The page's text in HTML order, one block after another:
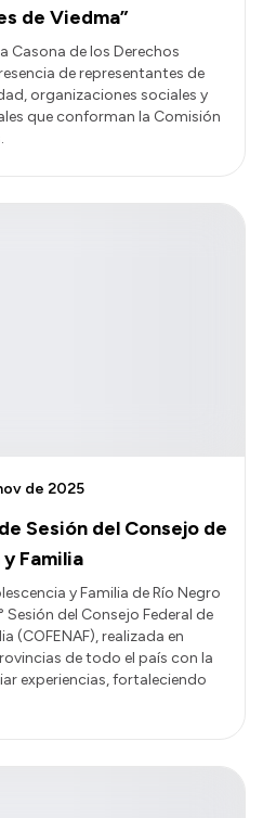
de Viedma”
Casona de los Derechos
de representantes de
organizaciones sociales y
que conforman la Comisión
Sesión del Consejo de
Familia
de 2025
y Familia de Río Negro
del Consejo Federal de
(COFENAF), realizada en
de todo el país con la
experiencias, fortaleciendo